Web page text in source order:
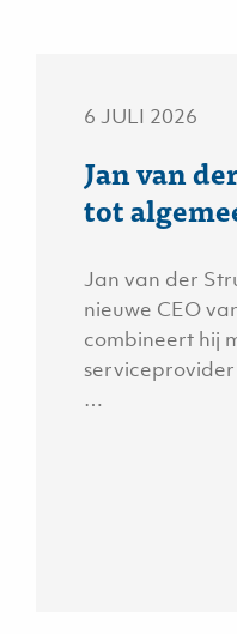
6 JULI 2026
Jan van
tot
Jan van der
nieuwe CEO
combineert hij
…